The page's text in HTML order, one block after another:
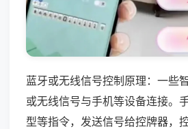
蓝牙或无线信号控制原理：一些
或无线信号与手机等设备连接。
型等指令，发送信号给控牌器，